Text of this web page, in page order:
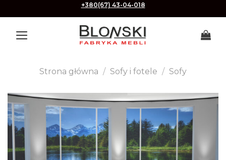
to
content
+380(67) 43-04-018
Strona główna / Sofy i fotele / Sofy